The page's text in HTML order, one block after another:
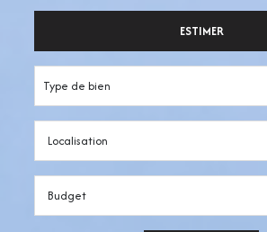
ESTIMER
Type de bien
Budget